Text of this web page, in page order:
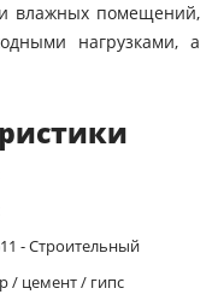
влажных помещений,
нагрузками, а
- Строительный
/ цемент / гипс